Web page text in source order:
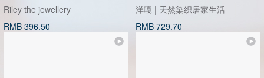
Molasses
RMB 18,824.20
洋嘎 | 天然染织居家生活
RMB 788.94